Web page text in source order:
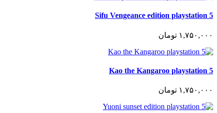
Sifu Vengeance edition playstation 5
١,٧۵٠,٠٠٠ تومان
Kao the Kangaroo playstation 5
١,٧۵٠,٠٠٠ تومان